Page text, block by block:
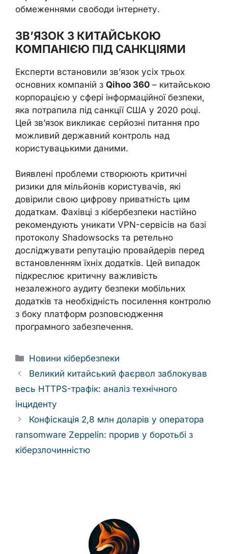
обмеженнями свободи інтернету.
ЗВ’ЯЗОК З КИТАЙСЬКОЮ
КОМПАНІЄЮ ПІД САНКЦІЯМИ
Експерти встановили зв’язок усіх трьох
основних компаній з Qihoo 360 – китайською
корпорацією у сфері інформаційної безпеки,
яка потрапила під санкції США у 2020 році.
Цей зв’язок викликає серйозні питання про
можливий державний контроль над
користувацькими даними.
Виявлені проблеми створюють критичні
ризики для мільйонів користувачів, які
довірили свою цифрову приватність цим
додаткам. Фахівці з кібербезпеки настійно
рекомендують уникати VPN-сервісів на базі
протоколу Shadowsocks та ретельно
досліджувати репутацію провайдерів перед
встановленням їхніх додатків. Цей випадок
підкреслює критичну важливість
незалежного аудиту безпеки мобільних
додатків та необхідність посилення контролю
з боку платформ розповсюдження
програмного забезпечення.
Categories
Новини кібербезпеки
Великий китайський фаєрвол заблокував
весь HTTPS-трафік: аналіз технічного
інциденту
Конфіскація 2,8 млн доларів у оператора
ransomware Zeppelin: прорив у боротьбі з
кіберзлочинністю